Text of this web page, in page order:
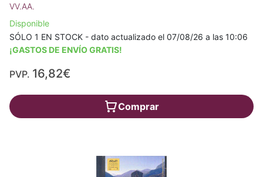
VV.AA.
Disponible
SÓLO 1 EN STOCK - dato actualizado el 07/08/26 a las 10:06
¡GASTOS DE ENVÍO GRATIS!
PVP. 16,82€
Comprar